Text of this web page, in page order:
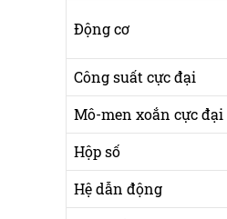
Động cơ
Công suất cực đại
Mô-men xoắn cực đại
Hộp số
Hệ dẫn động